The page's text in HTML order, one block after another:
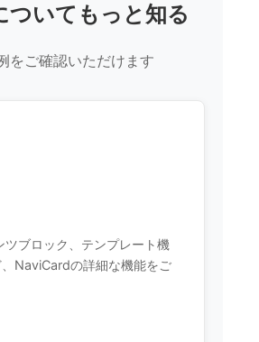
いてもっと知る
をご確認いただけます
ブロック、テンプレート機
NaviCardの詳細な機能をご